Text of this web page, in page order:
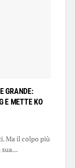
GRANDE:
E METTE KO
Ma il colpo più